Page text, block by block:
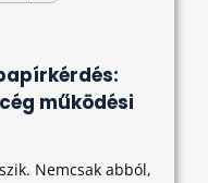
működési
Nemcsak abból,